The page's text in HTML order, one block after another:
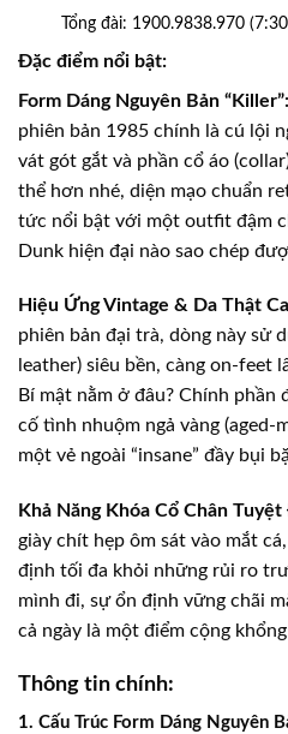
Tổng đài: 1900.9838.970
Đặc điểm nổi bật:
Form Dáng Nguyên Bản “Killer”:
phiên bản 1985 chính là cú lội
vát gót gắt và phần cổ áo
thể hơn nhé, diện mạo chuẩn
tức nổi bật với một outfit đậm
Dunk hiện đại nào sao chép
Hiệu Ứng Vintage & Da Thật
phiên bản đại trà, dòng này sử
leather) siêu bền, càng on-feet
Bí mật nằm ở đâu? Chính phần
cố tình nhuộm ngả vàng (aged-
một vẻ ngoài “insane” đầy bụi
Khả Năng Khóa Cổ Chân
giày chít hẹp ôm sát vào mắt
định tối đa khỏi những rủi ro
mình đi, sự ổn định vững chãi
cả ngày là một điểm cộng
Thông tin chính:
1. Cấu Trúc Form Dáng Nguyên